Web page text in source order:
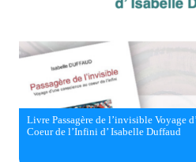
Livre Passagère de l’invisible Voyage
Coeur de l’Infini d’ Isabelle Duffaud